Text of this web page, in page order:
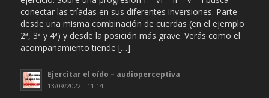
conectar las tríadas en sus diferentes inversiones. Parte
desde una misma combinación de cuerdas (en el ejemplo
2ª, 3ª y 4ª) y desde la posición más grave. Verás como el
acompañamiento tiende […]
Ejercitar el oído – audioperceptiva
13/09/2022 - 11:14